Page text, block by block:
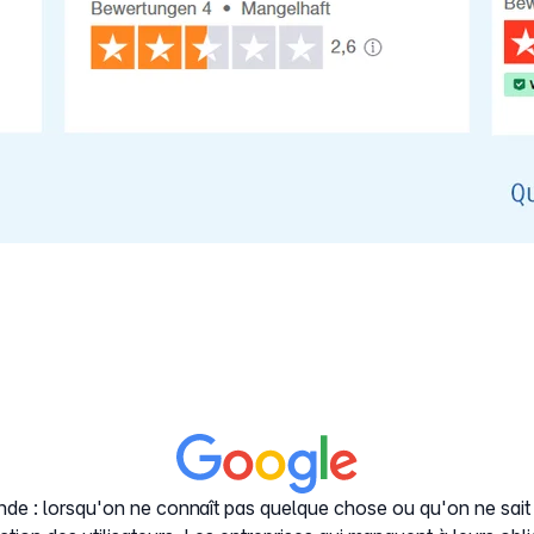
: lorsqu'on ne connaît pas quelque chose ou qu'on ne